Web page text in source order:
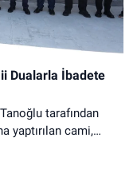
Dualarla İbadete
tarafından
yaptırılan cami,